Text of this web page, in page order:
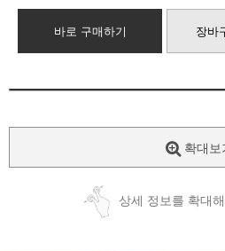
바로 구매하기 장바
확대보
상세 정보를 확대